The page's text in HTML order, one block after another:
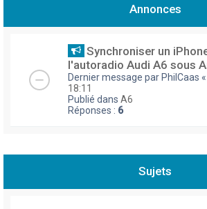
Annonces
Synchroniser un
l'autoradio Audi A6 sous
Dernier message par PhilCaas «
18:11
Publié dans A6
Réponses : 6
Sujets